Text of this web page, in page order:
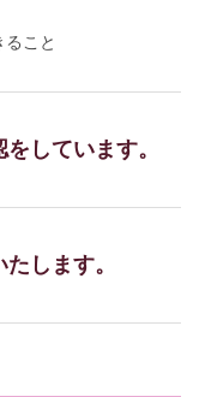
こと
しています。
します。